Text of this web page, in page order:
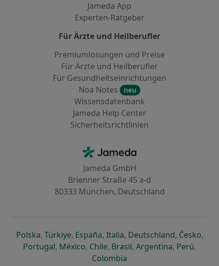
Jameda App
Experten-Ratgeber
Für Ärzte und Heilberufler
Premiumlösungen und Preise
Für Ärzte und Heilberufler
Für Gesundheitseinrichtungen
Noa Notes
neu
Wissensdatenbank
Jameda Help Center
Sicherheitsrichtlinien
Jameda - Startseite
Jameda GmbH
Brienner Straße 45 a-d
80333 München, Deutschland
Polskaöffnet in einer neuen Registerkarte
, Türkiyeöffnet in einer neuen Registerkarte
, Españaöffnet in einer neuen
, Italiaöffnet in einer neuen
, Deutschlandöffnet in
, Česko,
Portugalöffnet in einer neuen Registerkarte
, Méxicoöffnet in einer neuen Registerkarte
, Chileöffnet in einer neuen
, Brasilöffnet in einer neuen
, Argentinaöffnet in
, Perúöffnet
,
Colombia